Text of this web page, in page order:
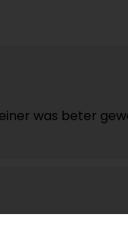
was beter